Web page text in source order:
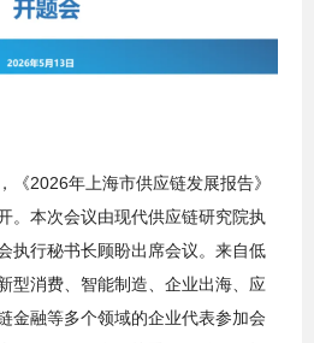
2026年上海市供应链发展报告》
。本次会议由现代供应链研究院执
执行秘书长顾盼出席会议。来自低
型消费、智能制造、企业出海、应
金融等多个领域的企业代表参加会